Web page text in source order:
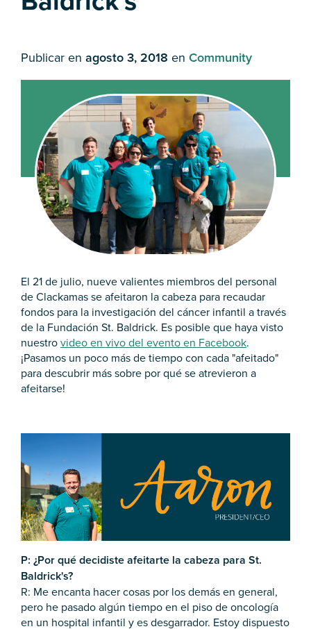
Publicar en agosto 3, 2018 en Community
El 21 de julio, nueve valientes miembros del personal
de Clackamas se afeitaron la cabeza para recaudar
fondos para la investigación del cáncer infantil a través
de la Fundación St. Baldrick. Es posible que haya visto
nuestrovideo en vivo del evento en Facebook.
¡Pasamos un poco más de tiempo con cada "afeitado"
para descubrir más sobre por qué se atrevieron a
afeitarse!
P: ¿Por qué decidiste afeitarte la cabeza para St.
Baldrick's?
R: Me encanta hacer cosas por los demás en general,
pero he pasado algún tiempo en el piso de oncología
en un hospital infantil y es desgarrador. Estoy dispuesto